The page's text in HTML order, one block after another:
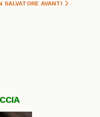
SALVATORE AVANTI